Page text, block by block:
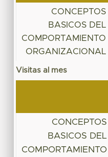
CONCEPTOS
BASICOS DEL
COMPORTAMIENTO
ORGANIZACIONAL
Visitas al mes
CONCEPTOS
BASICOS DEL
COMPORTAMIENTO